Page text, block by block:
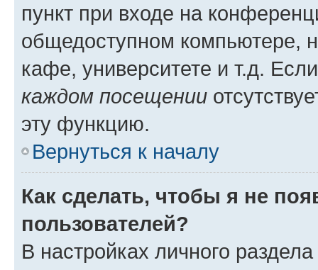
пункт при входе на
общедоступном компьютере,
кафе, университете и т.д.
каждом посещении
эту функцию.
Вернуться к началу
Как сделать, чтобы я не
пользователей?
В настройках личного